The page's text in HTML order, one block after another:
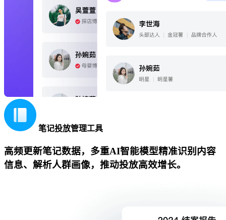
笔记投放管理工具
高频更新笔记数据，多重AI智能模型精准识别内容
信息、解析人群画像，推动投放高效增长。